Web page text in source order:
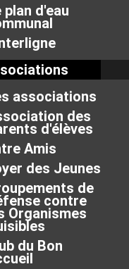
plan d'eau
associations
des
d'élèves
Amis
des Jeunes
de
contre
Organismes
du Bon